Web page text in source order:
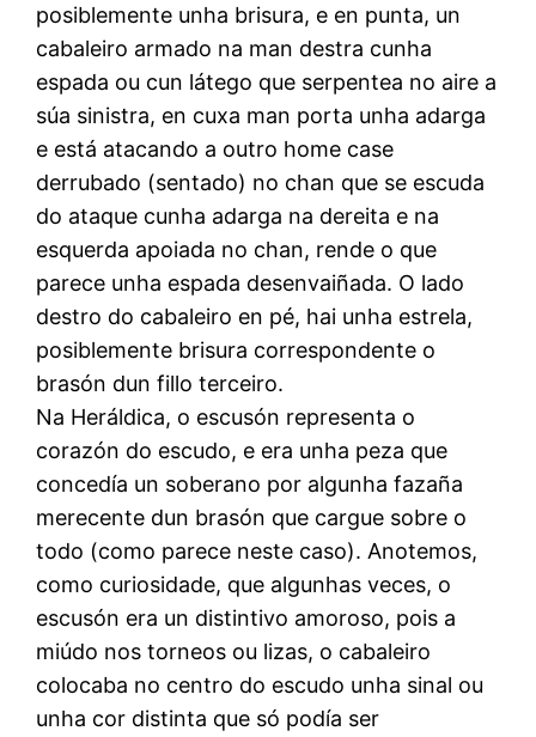
posiblemente unha brisura, e en punta, un
cabaleiro armado na man destra cunha
espada ou cun látego que serpentea no aire a
súa sinistra, en cuxa man porta unha adarga
e está atacando a outro home case
derrubado (sentado) no chan que se escuda
do ataque cunha adarga na dereita e na
esquerda apoiada no chan, rende o que
parece unha espada desenvaiñada. O lado
destro do cabaleiro en pé, hai unha estrela,
posiblemente brisura correspondente o
brasón dun fillo terceiro.
Na Heráldica, o escusón representa o
corazón do escudo, e era unha peza que
concedía un soberano por algunha fazaña
merecente dun brasón que cargue sobre o
todo (como parece neste caso). Anotemos,
como curiosidade, que algunhas veces, o
escusón era un distintivo amoroso, pois a
miúdo nos torneos ou lizas, o cabaleiro
colocaba no centro do escudo unha sinal ou
unha cor distinta que só podía ser